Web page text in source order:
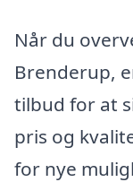
Når du
Brenderup,
tilbud for at
pris og
for nye